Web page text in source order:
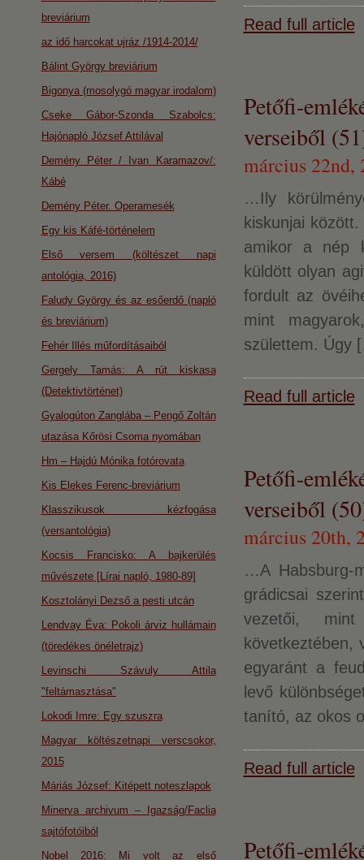
Read full article
Petőfi-
verseiből
március 22nd,
…Ily
kiskunjai
amikor a nép
küldött olyan
fordult az
mint
születtem. Úgy
Read full article
Petőfi-
verseiből
március 20th,
…A Habsburg-
grádicsai
vezetői, mint
következtében,
egyaránt a
levő
tanító, az okos
Read full article
Petőfi-
breviárium
az idő harcokat ujráz /1914-2014/
Bálint György breviárium
Bigonya (mosolygó magyar irodalom)
Cseke Gábor-Szonda Szabolcs:
Hajónapló József Attilával
Demény Péter / Ivan Karamazov/:
Kábé
Demény Péter. Operamesék
Egy kis Káfé-történelem
Első versem (költészet napi
antológia, 2016)
Faludy György és az esőerdő (napló
és breviárium)
Fehér Illés műfordításaiból
Gergely Tamás: A rút kiskasa
(Detektivtörténet)
Gyalogúton Zanglába – Pengő Zoltán
utazása Kőrösi Csoma nyomában
Hm – Hajdú Mónika fotórovata
Kis Elekes Ferenc-breviárium
Klasszikusok kézfogása
(versantológia)
Kocsis Francisko: A bajkerülés
művészete [Lírai napló, 1980-89]
Kosztolányi Dezső a pesti utcán
Lendvay Éva: Pokoli árviz hullámain
(töredékes önéletrajz)
Levinschi Szávuly Attila
"feltámasztása"
Lokodi Imre: Egy szuszra
Magyar költészetnapi verscsokor,
2015
Máriás József: Kitépett noteszlapok
Minerva archivum – Igazság/Faclia
sajtófotóiból
Nobel 2016: Mi volt az első